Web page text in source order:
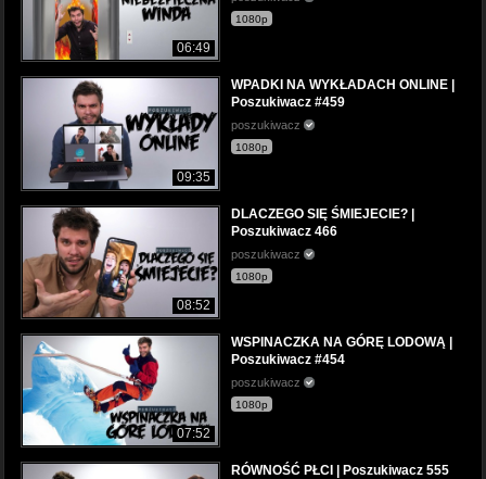
06:49
1080p
09:35
WPADKI NA WYKŁADACH ONLINE |
Poszukiwacz #459
poszukiwacz
1080p
08:52
DLACZEGO SIĘ ŚMIEJECIE? |
Poszukiwacz 466
poszukiwacz
1080p
07:52
WSPINACZKA NA GÓRĘ LODOWĄ |
Poszukiwacz #454
poszukiwacz
1080p
RÓWNOŚĆ PŁCI | Poszukiwacz 555